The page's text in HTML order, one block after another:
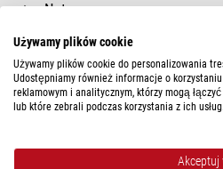
Naturescope
Nexius
Nexius Evo
OZM
Optigem-10
Używamy plików cookie
Używamy plików cookie do personalizowania
Udostępniamy również informacje o
reklamowym i analitycznym, którzy mogą
lub które zebrali podczas korzystania z ich usług.
Akceptuj